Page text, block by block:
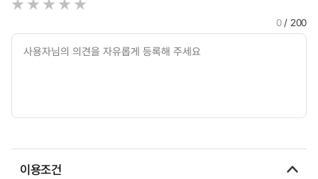
0/ 200
이용조건